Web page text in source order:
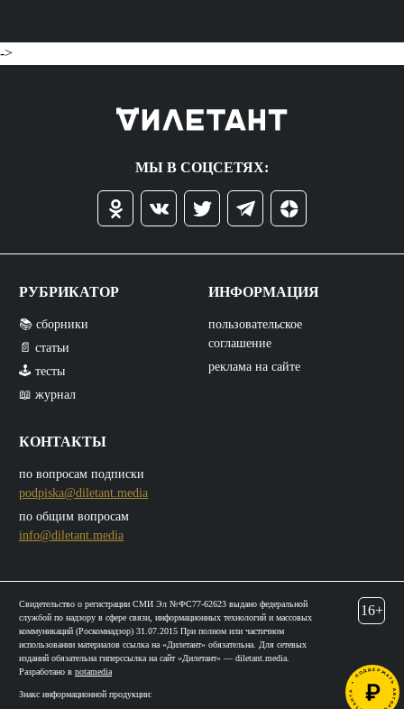
->
МЫ В СОЦСЕТЯХ:
РУБРИКАТОР
📚 сборники
📄 статьи
🕹️ тесты
📖 журнал
КОНТАКТЫ
по вопросам подписки
podpiska@diletant.media
по общим вопросам
info@diletant.media
ИНФОРМАЦИЯ
пользовательское
соглашение
реклама на сайте
Свидетельство о регистрации СМИ Эл №ФС77-62623 выдано федеральной
службой по надзору в сфере связи, информационных технологий и массовых
коммуникаций (Роскомнадзор) 31.07.2015 При полном или частичном
использовании материалов ссылка на «Дилетант» обязательна. Для сетевых
изданий обязательна гиперссылка на сайт «Дилетант» — diletant.media.
Разработано в notamedia
Знакс информационной продукции:
16+